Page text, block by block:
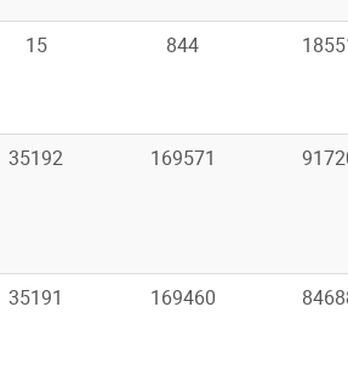
15 844
35192 169571
35191 169460